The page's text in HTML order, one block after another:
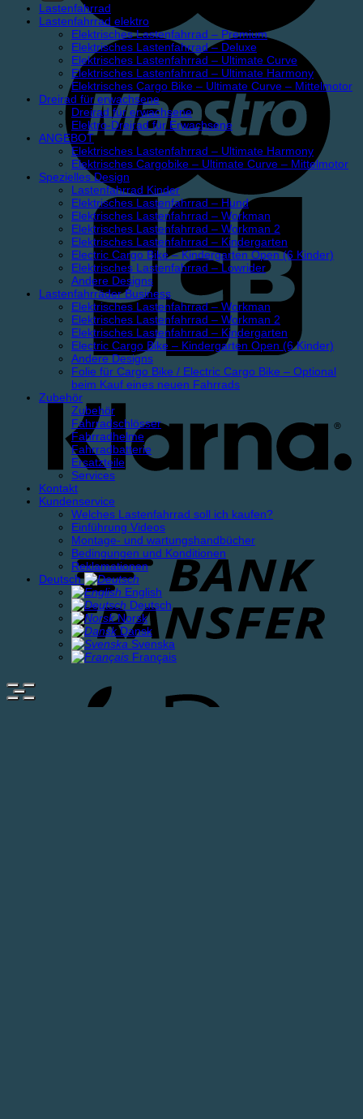
Lastenfahrrad
Lastenfahrrad elektro
Elektrisches Lastenfahrrad – Premium
Elektrisches Lastenfahrrad – Deluxe
Elektrisches Lastenfahrrad – Ultimate Curve
Elektrisches Lastenfahrrad – Ultimate Harmony
Elektrisches Cargo Bike – Ultimate Curve – Mittelmotor
Dreirad für erwachsene
Dreirad für erwachsene
Elektro-Dreirad für Erwachsene
ANGEBOT
Elektrisches Lastenfahrrad – Ultimate Harmony
Elektrisches Cargobike – Ultimate Curve – Mittelmotor
Spezielles Design
Lastenfahrrad Kinder
Elektrisches Lastenfahrrad – Hund
Elektrisches Lastenfahrrad – Workman
Elektrisches Lastenfahrrad – Workman 2
Elektrisches Lastenfahrrad – Kindergarten
Electric Cargo Bike – Kindergarten Open (6 Kinder)
Elektrisches Lastenfahrrad – Lowrider
Andere Designs
Lastenfahrräder Business
Elektrisches Lastenfahrrad – Workman
Elektrisches Lastenfahrrad – Workman 2
Elektrisches Lastenfahrrad – Kindergarten
Electric Cargo Bike – Kindergarten Open (6 Kinder)
Andere Designs
Folie für Cargo Bike / Electric Cargo Bike – Optional
beim Kauf eines neuen Fahrrads
Zubehör
Zubehör
Fahrradschlösser
Fahrradhelme
Fahrradbatterie
Ersatzteile
Services
Kontakt
Kundenservice
Welches Lastenfahrrad soll ich kaufen?
Einführung Videos
Montage- und wartungshandbücher
Bedingungen und Konditionen
Reklamationen
Deutsch
English
Deutsch
Norsk
Dansk
Svenska
Français